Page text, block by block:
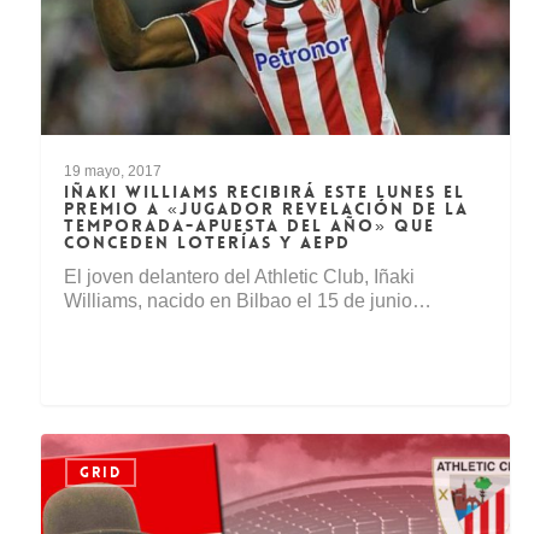
19 mayo, 2017
IÑAKI WILLIAMS RECIBIRÁ ESTE LUNES EL
PREMIO A «JUGADOR REVELACIÓN DE LA
TEMPORADA-APUESTA DEL AÑO» QUE
CONCEDEN LOTERÍAS Y AEPD
El joven delantero del Athletic Club, Iñaki
Williams, nacido en Bilbao el 15 de junio…
GRID